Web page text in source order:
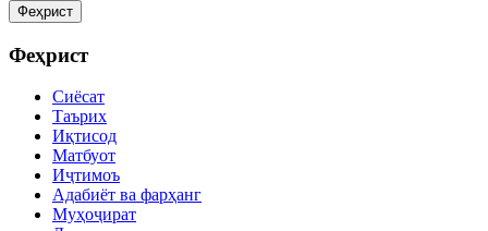
Феҳрист
Феҳрист
Сиёсат
Таърих
Иқтисод
Матбуот
Иҷтимоъ
Адабиёт ва фарҳанг
Муҳоҷират